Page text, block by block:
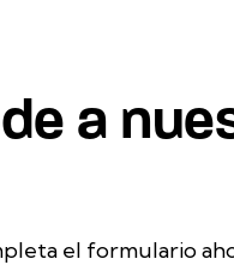
a
el formulario